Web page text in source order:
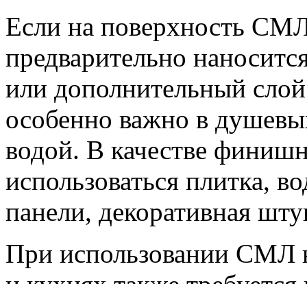
Если на поверхность
предварительно
или дополнительный
особенно важно в
водой. В качестве
использоваться плитка,
панели, декоративная
При использовании СМЛ